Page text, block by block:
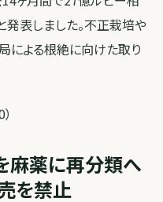
発表しました。不正栽培や
による根絶に向けた取り
麻薬に再分類へ
を禁止